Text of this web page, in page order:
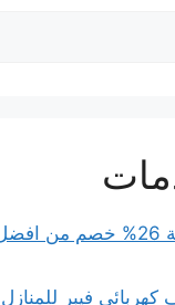
انارة حدائق منزلية 26% خصم
فيبر للمنازل 23% خصم